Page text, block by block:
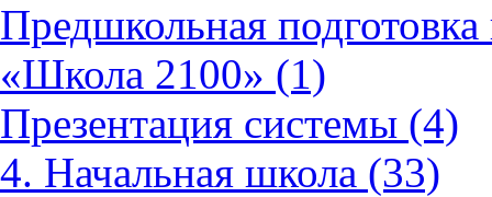
Предшкольная
«Школа 2100» (1)
Презентация системы (4)
4. Начальная школа (33)